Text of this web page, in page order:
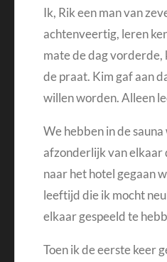
Ik, Rik een man van
achtenveertig, leren
mate de dag vorderde,
de praat. Kim gaf aan
willen worden.Alleen
We hebben in de
afzonderlijk van elkaar
naar het hotel gegaan
leeftijd die ik mocht
elkaar gespeeld te
Toen ik de eerste keer